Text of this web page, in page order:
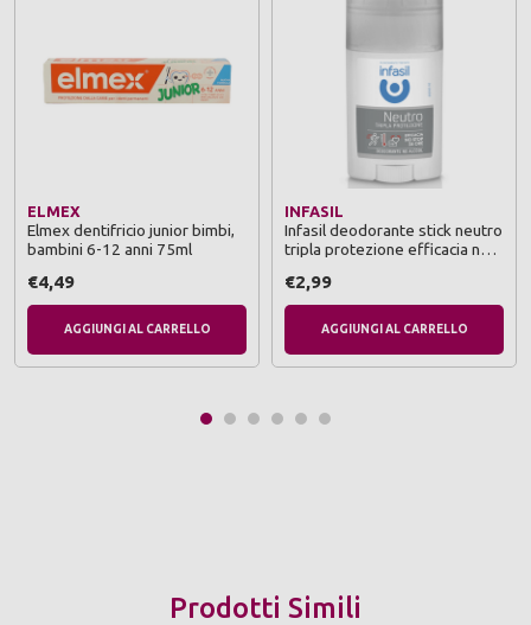
ELMEX
Elmex dentifricio junior bimbi,
bambini 6-12 anni 75ml
€4,49
AGGIUNGI AL CARRELLO
INFASIL
Infasil deodorante stick neutro
tripla protezione efficacia no
€2,99
AGGIUNGI AL CARRELLO
Prodotti Simili